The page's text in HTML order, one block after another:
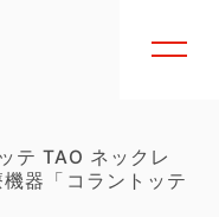
テ TAO ネックレ
器「コラントッテ